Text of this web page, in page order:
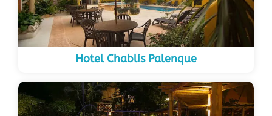
Hotel Chablis Palenque